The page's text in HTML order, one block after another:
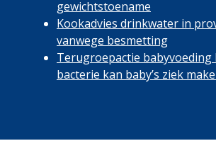
gewichtstoename
Kookadvies drinkwater in
vanwege besmetting
Terugroepactie babyvoeding
bacterie kan baby’s ziek